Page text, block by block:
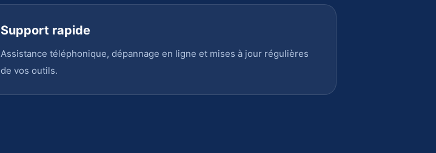
Support rapide
Assistance téléphonique, dépannage en ligne et mises à jour régulières
de vos outils.